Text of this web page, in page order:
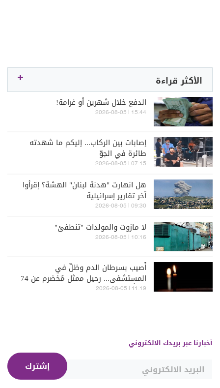
الأكثر قراءة
الدفع خلال شهرين أو غرامة!
15:44 | 2026-08-05
إصابات بين الركاب... إليكم ما شهدته
طائرة في الجوّ
07:15 | 2026-08-05
هل انهارت "هدنة لبنان" الهشة؟ إقرأوا
آخر تقارير إسرائيلية
09:30 | 2026-08-05
لا مازوت والمولدات "تنطفئ"
10:16 | 2026-08-05
أُصيب بسرطان الدم وظلّ في
المستشفى... رحيل ممثل مُخضرم عن 74
عاماً
11:19 | 2026-08-05
أخبارنا عبر بريدك الالكتروني
إشترك